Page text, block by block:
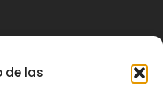
de las